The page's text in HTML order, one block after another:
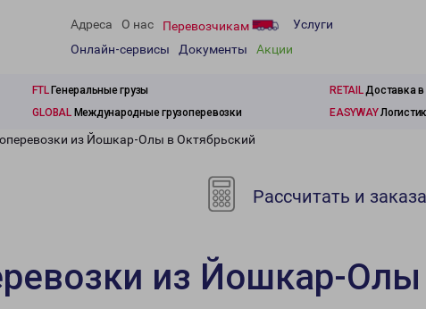
Адреса О нас Перевозчикам
Услуги
Онлайн-сервисы
Документы Акции
FTLГенеральные грузы RETAILДоставка в
GLOBALМеждународные грузоперевозки EASYWAY
из Йошкар-Олы в Октябрьский
Рассчитать и
из Йошкар-